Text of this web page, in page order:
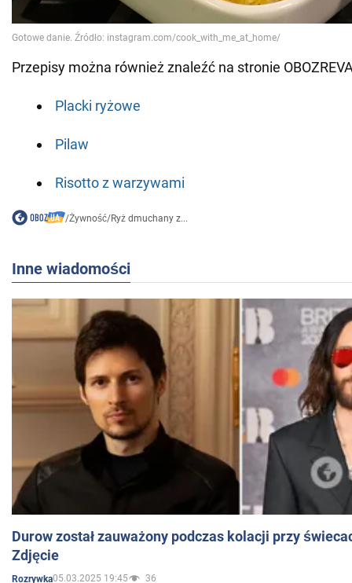
Przepisy można również znaleźć na stronie
Placki ryżowe
Pilaw
Risotto z warzywami
/Żywność/Ryż dmuchany z...
Inne wiadomości
Durow został zauważony podczas kolacji przy
Zdjęcie
Rozrywka05.03.2025 19:45 36